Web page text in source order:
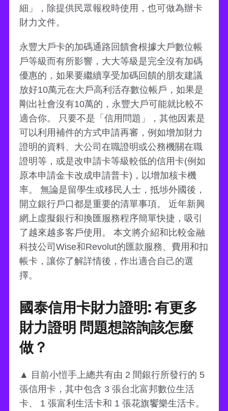
細」，除提供民眾報稅時使用，也可做為辦卡
財力文件。
永豐大戶卡的加碼通路回饋會根據大戶數位帳
戶等級而有所影響，大大等級是完全沒有加碼
優惠的，如果要繼續享受加碼回饋的朋友建議
放好10萬元在大戶高利活存數位帳戶，如果是
剛出社會沒有10萬的，永豐大戶可能就比較不
適合你。 只要不是「信用問題」，其他因素是
可以利用補件的方式申請再審，例如增加財力
證明的資料、大公司在職證明或公務機關在職
證明等，或是改申請卡等級較低的信用卡(例如
原本申請金卡改成申請普卡)，以增加核卡機
率。 無論是留學生或移民人士，抵埗外國後，
開立銀行戶口都是重要的清單事項。 近年新興
網上虛擬銀行和換匯服務程序簡單快捷，吸引
了越來越多客戶使用。 本文將介紹和比較金融
科技公司Wise和Revolut的匯款服務、費用和扣
帳卡，讓你了解詳情後，作出適合自己的選
擇。
國泰信用卡財力證明: 有更多
財力證明 問題想諮詢該怎麼
做？
▲ 目前小愷手上總共有由 2 間銀行所發行的 5
張信用卡，其中包含 3 張台北富邦數位生活
卡、 1 張富利生活卡和 1 張花旗饗樂生活卡。